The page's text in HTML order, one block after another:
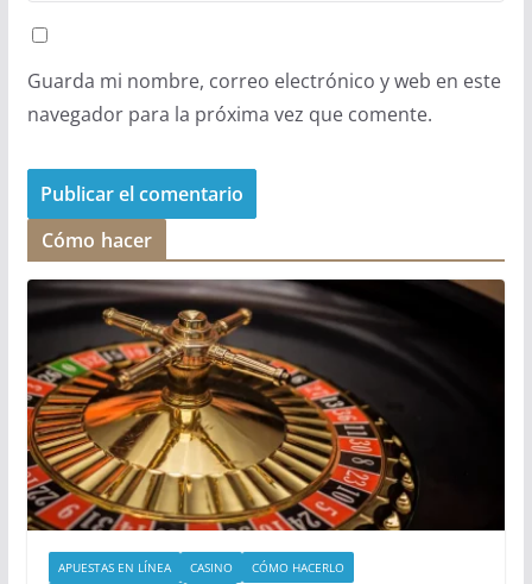
Guarda mi nombre, correo electrónico y web en este
navegador para la próxima vez que comente.
Cómo hacer
APUESTAS EN LÍNEA CASINO
CÓMO HACERLO